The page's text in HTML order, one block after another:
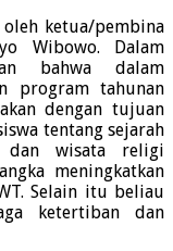
ketua/pembina
Wibowo. Dalam
bahwa dalam
program tahunan
dengan tujuan
tentang sejarah
dan wisata religi
meningkatkan
Selain itu beliau
ketertiban dan